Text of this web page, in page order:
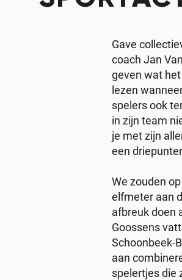
Gave
coach Jan
geven wat
lezen
spelers ook
in zijn team
je met zijn
een
We zouden
elfmeter aan
afbreuk doen
Goossens
Schoonbeek-
aan
spelertjes die